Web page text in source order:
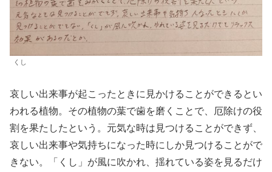
くし
哀しい出来事が起こったときに見かけることができるとい
われる植物。その植物の葉で歯を磨くことで、厄除けの役
割を果たしたという。元気な時は見つけることができず、
哀しい出来事や気持ちになった時にしか見つけることがで
きない。「くし」が風に吹かれ、揺れている姿を見るだけ